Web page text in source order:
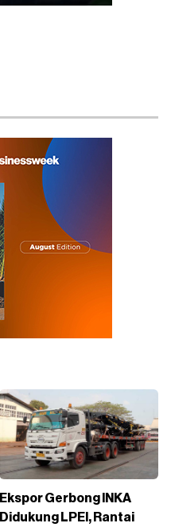
Ekspor Gerbong INKA
Didukung LPEI, Rantai